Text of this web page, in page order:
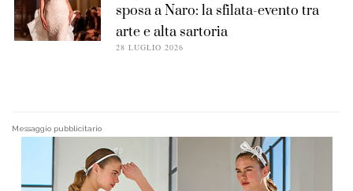
sposa a Naro: la sfilata-evento tra
arte e alta sartoria
28 LUGLIO 2026
Messaggio pubblicitario